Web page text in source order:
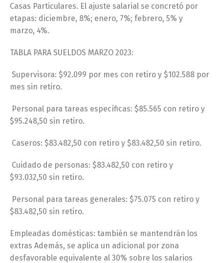
Casas Particulares. El ajuste salarial se concretó por
etapas: diciembre, 8%; enero, 7%; febrero, 5% y
marzo, 4%.
TABLA PARA SUELDOS MARZO 2023:
Supervisora: $92.099 por mes con retiro y $102.588 por
mes sin retiro.
Personal para tareas específicas: $85.565 con retiro y
$95.248,50 sin retiro.
Caseros: $83.482,50 con retiro y $83.482,50 sin retiro.
Cuidado de personas: $83.482,50 con retiro y
$93.032,50 sin retiro.
Personal para tareas generales: $75.075 con retiro y
$83.482,50 sin retiro.
Empleadas domésticas: también se mantendrán los
extras Además, se aplica un adicional por zona
desfavorable equivalente al 30% sobre los salarios